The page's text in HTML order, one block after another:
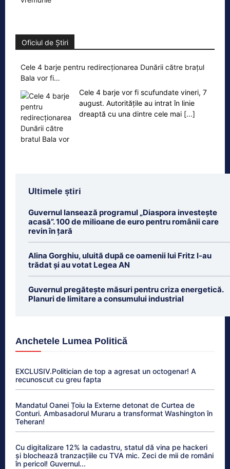
Oficiul de Știri
Cele 4 barje pentru redirecționarea Dunării către brațul
Bala vor fi…
Cele 4 barje vor fi scufundate vineri, 7
august. Autoritățile au intrat în linie
dreaptă cu una dintre cele mai [...]
Ultimele știri
Guvernul lansează programul „Diaspora investește
acasă”. 100 de milioane de euro pentru românii care
revin în țară
Alina Gorghiu, uluită după ce oamenii lui Fritz l-au
trădat şi au votat Legea AN
Guvernul pregătește măsuri pentru criza energetică.
Planuri de limitare a consumului industrial
Anchetele Lumea Politică
EXCLUSIV.Politician de top a agresat un octogenar! A
recunoscut cu greu fapta
Mandatul Oanei Țoiu la Externe detonat de Curtea de
Conturi. Ambasadorul Muraru a transformat Washington în
Teheran!
Cu digitalizare 12% la cadastru, statul dă vina pe hackeri
și blochează tranzacțiile cu TVA mic. Zeci de mii de români
în pericol! Guvernul...